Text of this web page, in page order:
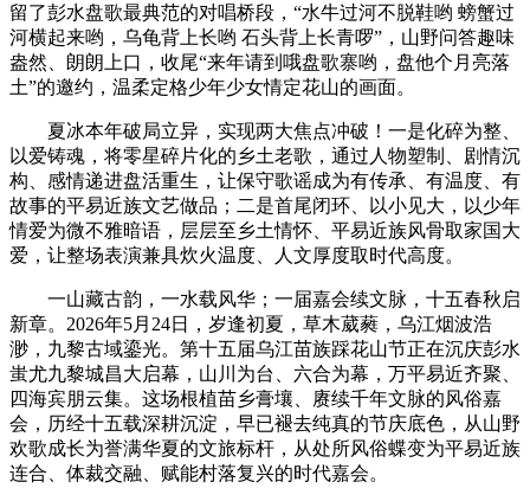
留了彭水盘歌最典范的对唱桥段，“水牛过河不脱鞋哟 螃蟹过
河横起来哟，乌龟背上长哟 石头背上长青啰”，山野问答趣味
盎然、朗朗上口，收尾“来年请到哦盘歌寨哟，盘他个月亮落
土”的邀约，温柔定格少年少女情定花山的画面。
夏冰本年破局立异，实现两大焦点冲破！一是化碎为整、
以爱铸魂，将零星碎片化的乡土老歌，通过人物塑制、剧情沉
构、感情递进盘活重生，让保守歌谣成为有传承、有温度、有
故事的平易近族文艺做品；二是首尾闭环、以小见大，以少年
情爱为微不雅暗语，层层至乡土情怀、平易近族风骨取家国大
爱，让整场表演兼具炊火温度、人文厚度取时代高度。
一山藏古韵，一水载风华；一届嘉会续文脉，十五春秋启
新章。2026年5月24日，岁逢初夏，草木葳蕤，乌江烟波浩
渺，九黎古域鎏光。第十五届乌江苗族踩花山节正在沉庆彭水
蚩尤九黎城昌大启幕，山川为台、六合为幕，万平易近齐聚、
四海宾朋云集。这场根植苗乡膏壤、赓续千年文脉的风俗嘉
会，历经十五载深耕沉淀，早已褪去纯真的节庆底色，从山野
欢歌成长为誉满华夏的文旅标杆，从处所风俗蝶变为平易近族
连合、体裁交融、赋能村落复兴的时代嘉会。